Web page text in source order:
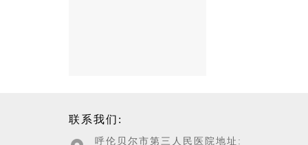
联系我们:
呼伦贝尔市第三人民医院地址: